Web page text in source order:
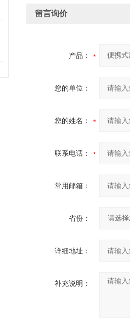
留言询价
产品：
您的单位：
您的姓名：
联系电话：
常用邮箱：
省份：
详细地址：
补充说明：